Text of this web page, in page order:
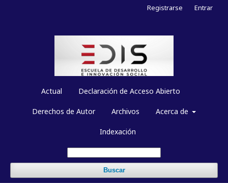
Actual Declaración de Acceso Abierto
Derechos de Autor Archivos Acerca de
Indexación
Buscar
Registrarse Entrar